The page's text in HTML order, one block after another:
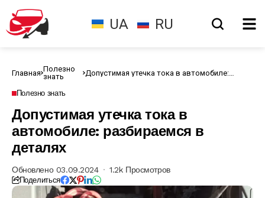
UA RU
Главная Полезно
знать
Допустимая утечка тока в автомобиле:
Полезно знать
Допустимая утечка тока в
автомобиле: разбираемся в
деталях
Обновлено 03.09.2024 1.2k Просмотров
Поделиться